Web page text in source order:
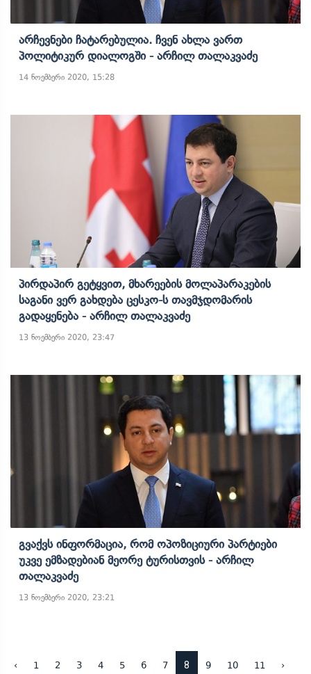
Არჩევნები Ჩატარებულია. Ჩვენ Ახლა Ვართ
Პოლიტიკურ Დიალოგში - Არჩილ Თალაკვაძე
14 ნოემბერი 2020, 15:28
Პირდაპირ Გეტყვით, Მხარეების Მოლაპარაკების
Საგანი Ვერ Გახდება Ცესკო-Ს Თავმჯდომარის
Გადაყენება - Არჩილ Თალაკვაძე
13 ნოემბერი 2020, 23:47
Გვაქვს Ინფორმაცია, Რომ Ოპოზიციური Პარტიები
Უკვე Ემზადებიან Მეორე Ტურისთვის - Არჩილ
Თალაკვაძე
13 ნოემბერი 2020, 23:21
‹ 1 2 3 4 5 6 7 8 9 10 11 ›